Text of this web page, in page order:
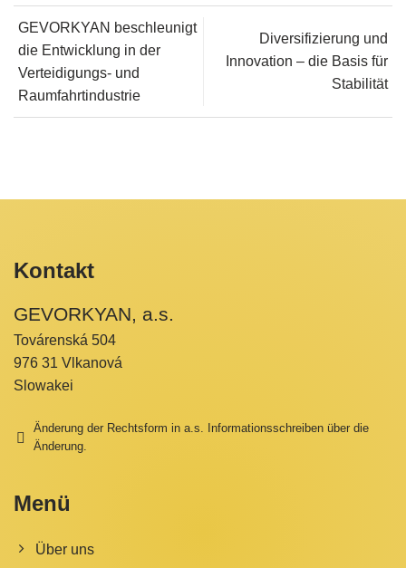
GEVORKYAN beschleunigt
die Entwicklung in der
Verteidigungs- und
Raumfahrtindustrie
Diversifizierung und
Innovation – die Basis für
Stabilität
Kontakt
GEVORKYAN, a.s.
Továrenská 504
976 31 Vlkanová
Slowakei
Änderung der Rechtsform in a.s. Informationsschreiben über die
Änderung.
Menü
Über uns